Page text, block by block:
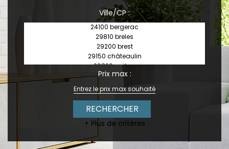
Ville/CP :
Prix max :
+ Plus de critères